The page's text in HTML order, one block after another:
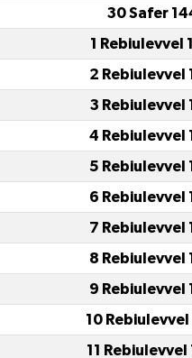
30 Safer
1 Rebiulevvel
2 Rebiulevvel
3 Rebiulevvel
4 Rebiulevvel
5 Rebiulevvel
6 Rebiulevvel
7 Rebiulevvel
8 Rebiulevvel
9 Rebiulevvel
10
11 Rebiulevvel